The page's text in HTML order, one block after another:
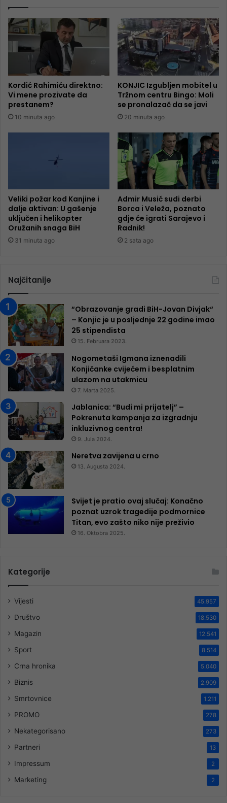
Kordić Rahimiću direktno:
Vi mene prozivate da
prestanem?
10 minuta ago
KONJIC Izgubljen mobitel u
Tržnom centru Bingo: Moli
se pronalazač da se javi
20 minuta ago
Veliki požar kod Kanjine i
dalje aktivan: U gašenje
uključen i helikopter
Oružanih snaga BiH
31 minuta ago
Admir Musić sudi derbi
Borca i Veleža, poznato
gdje će igrati Sarajevo i
Radnik!
2 sata ago
Najčitanije
“Obrazovanje gradi BiH-Jovan Divjak“
– Konjic je u posljednje 22 godine imao
25 ​​stipendista
15. Februara 2023.
Nogometaši Igmana iznenadili
Konjičanke cvijećem i besplatnim
ulazom na utakmicu
7. Marta 2025.
Jablanica: “Budi mi prijatelj” –
Pokrenuta kampanja za izgradnju
inkluzivnog centra!
9. Jula 2024.
Neretva zavijena u crno
13. Augusta 2024.
Svijet je pratio ovaj slučaj: Konačno
poznat uzrok tragedije podmornice
Titan, evo zašto niko nije preživio
16. Oktobra 2025.
Kategorije
Vijesti 45.957
Društvo 18.530
Magazin 12.541
Sport 8.514
Crna hronika 5.040
Biznis 2.909
Smrtovnice 1.211
PROMO 278
Nekategorisano 273
Partneri 13
Impressum 2
Marketing 2